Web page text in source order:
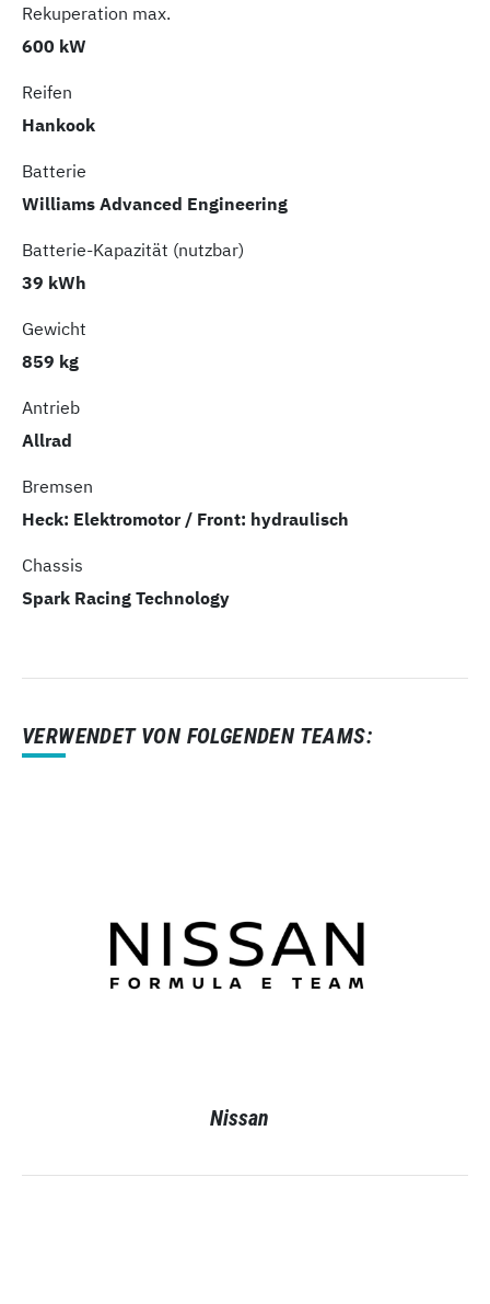
Rekuperation max.
600 kW
Reifen
Hankook
Batterie
Williams Advanced Engineering
Batterie-Kapazität (nutzbar)
39 kWh
Gewicht
859 kg
Antrieb
Allrad
Bremsen
Heck: Elektromotor / Front: hydraulisch
Chassis
Spark Racing Technology
VERWENDET VON FOLGENDEN TEAMS:
Nissan